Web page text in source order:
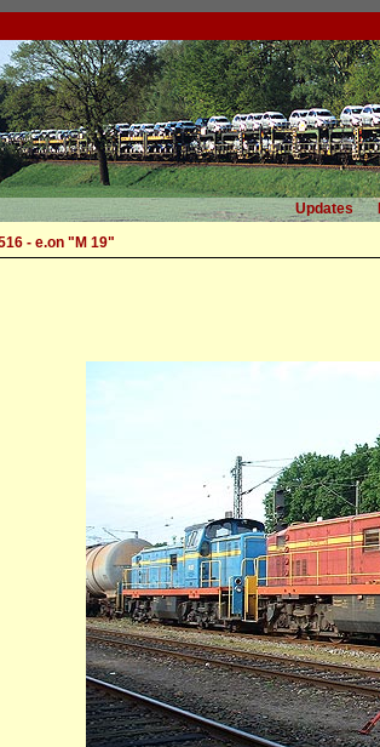
Updates
- e.on "M 19"